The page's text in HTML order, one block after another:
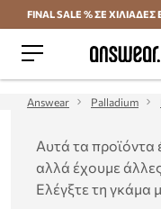
FINAL SALE % ΣΕ ΧΙΛΙΑΔΕΣ
Answear Palladium
Αυτά τα προϊόντα
αλλά έχουμε
Ελέγξτε τη γκάμα